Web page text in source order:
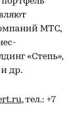
МТС,
«Степь»,
др.
, тел.: +7